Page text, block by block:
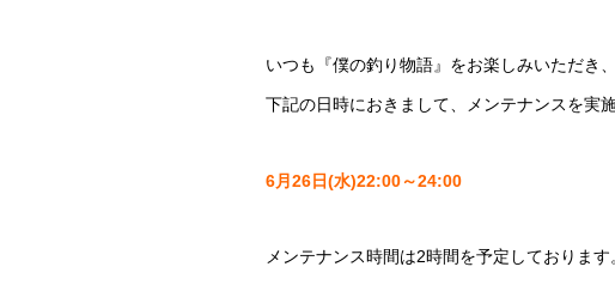
いつも『僕の釣り物語』をお楽しみいただき
下記の日時におきまして、メンテナンスを実
6月26日(水)22:00～24:00
メンテナンス時間は2時間を予定しております